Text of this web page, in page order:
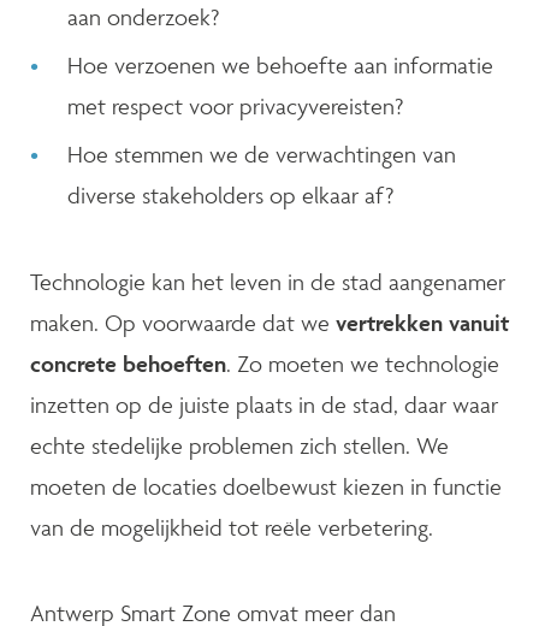
aan onderzoek?
Hoe verzoenen we behoefte aan informatie
met respect voor privacyvereisten?
Hoe stemmen we de verwachtingen van
diverse stakeholders op elkaar af?
Technologie kan het leven in de stad aangenamer
maken. Op voorwaarde dat we vertrekken vanuit
concrete behoeften. Zo moeten we technologie
inzetten op de juiste plaats in de stad, daar waar
echte stedelijke problemen zich stellen. We
moeten de locaties doelbewust kiezen in functie
van de mogelijkheid tot reële verbetering.
Antwerp Smart Zone omvat meer dan